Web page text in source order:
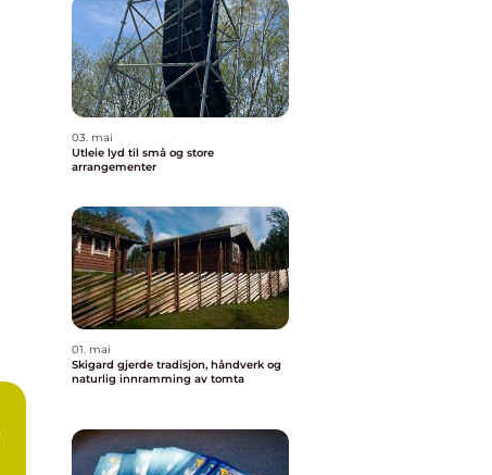
03. mai
Utleie lyd til små og store
arrangementer
01. mai
Skigard gjerde tradisjon, håndverk og
naturlig innramming av tomta